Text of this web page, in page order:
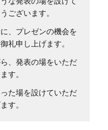
ございます。
、プレゼンの機会を
礼申し上げます。
、発表の場をいただ
す。
た場を設けていただ
す。